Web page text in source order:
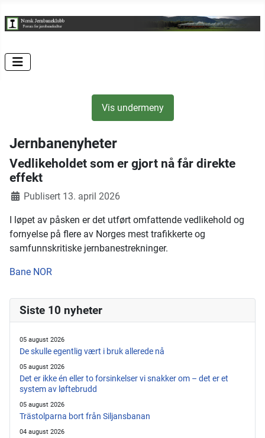
Vis undermeny
Jernbanenyheter
Vedlikeholdet som er gjort nå får direkte
effekt
Publisert 13. april 2026
I løpet av påsken er det utført omfattende vedlikehold og
fornyelse på flere av Norges mest trafikkerte og
samfunnskritiske jernbanestrekninger.
Bane NOR
Siste 10 nyheter
05 august 2026
De skulle egentlig vært i bruk allerede nå
05 august 2026
Det er ikke én eller to forsinkelser vi snakker om – det er et
system av løftebrudd
05 august 2026
Trästolparna bort från Siljansbanan
04 august 2026